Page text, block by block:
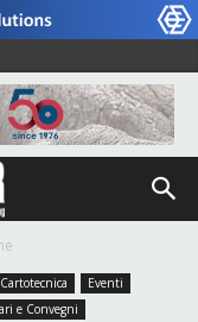
Eventi
e Convegni